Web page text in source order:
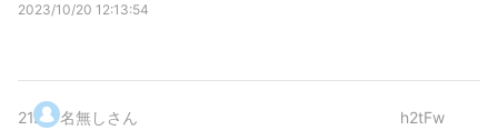
2023/10/20 12:13:54
21. 名無しさん h2tFw